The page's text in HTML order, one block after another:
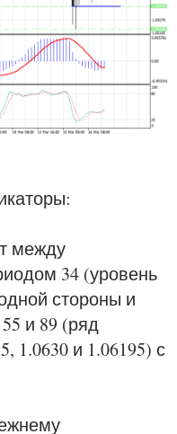
между
34 (уровень
стороны и
и 89 (ряд
1.0630 и 1.06195) с